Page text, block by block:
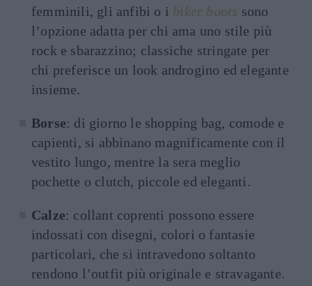
femminili, gli anfibi o i biker boots sono
l’opzione adatta per chi ama uno stile più
rock e sbarazzino; classiche stringate per
chi preferisce un look androgino ed elegante
insieme.
Borse: di giorno le shopping bag, comode e
capienti, si abbinano magnificamente con il
vestito lungo, mentre la sera meglio
pochette o clutch, piccole ed eleganti.
Calze: collant coprenti possono essere
indossati con disegni, colori o fantasie
particolari, che si intravedono soltanto
rendono l’outfit più originale e stravagante.